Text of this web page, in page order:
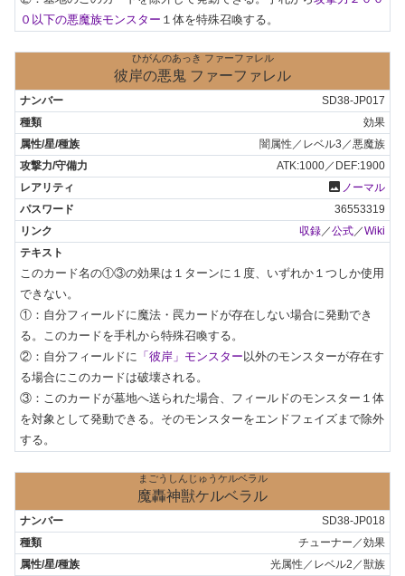
０以下の悪魔族モンスター １体を特殊召喚する。
ひがんのあっき ファーファレル
彼岸の悪鬼 ファーファレル
SD38-JP017
効果
闇属性／レベル3／悪魔族
ATK:1000／DEF:1900
photo ノーマル
36553319
収録／公式／Wiki
このカード名の①③の効果は１ターンに１度、いずれか１つしか使用
できない。
①：自分フィールドに魔法・罠カードが存在しない場合に発動でき
る。このカードを手札から特殊召喚する。
②：自分フィールドに 「彼岸」モンスター 以外のモンスターが存在す
る場合にこのカードは破壊される。
③：このカードが墓地へ送られた場合、フィールドのモンスター１体
を対象として発動できる。そのモンスターをエンドフェイズまで除外
する。
まごうしんじゅうケルベラル
魔轟神獣ケルベラル
SD38-JP018
チューナー／効果
光属性／レベル2／獣族